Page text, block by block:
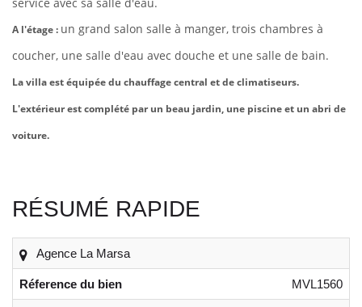
A l'étage : un grand salon salle à manger, trois chambres à
coucher, une salle d'eau avec douche et une salle de bain.
La villa est équipée du chauffage central et de climatiseurs.
L'extérieur est complété par un beau jardin, une piscine et un abri de
voiture.
RÉSUMÉ RAPIDE
Agence La Marsa
Réference du bien MVL1560